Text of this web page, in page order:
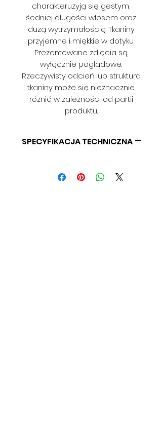
charakteruzyją się gestym,
śedniej długości włosem oraz
dużą wytrzymałością. Tkaniny
przyjemne i miękkie w dotyku.
Prezentowane zdjęcia są
wyłącznie poglądowe.
Rzeczywisty odcień lub struktura
tkaniny może się nieznacznie
różnić w zależności od partii
produktu.
SPECYFIKACJA TECHNICZNA
GRAMATURA: BD
SZEROKOŚĆ: 140 CM